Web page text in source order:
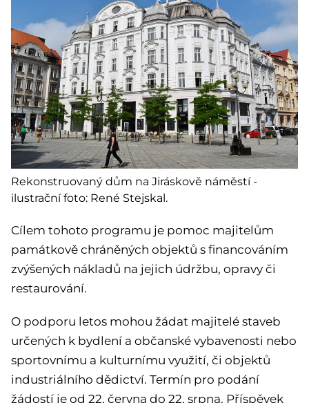
Rekonstruovaný dům na Jiráskově náměstí -
ilustrační foto: René Stejskal.
Cílem tohoto programu je pomoc majitelům
památkově chráněných objektů s financováním
zvýšených nákladů na jejich údržbu, opravy či
restaurování.
O podporu letos mohou žádat majitelé staveb
určených k bydlení a občanské vybavenosti nebo
sportovnímu a kulturnímu využití, či objektů
industriálního dědictví. Termín pro podání
žádostí je od 22. června do 22. srpna. Příspěvek